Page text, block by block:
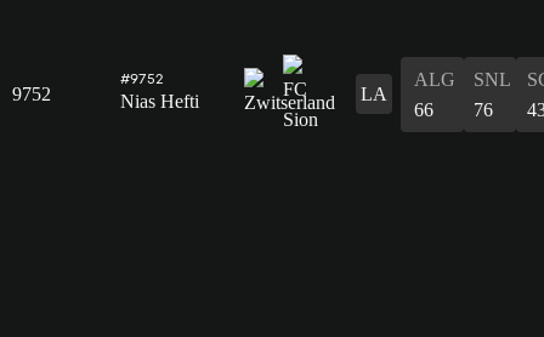
9752
#9752
Nias Hefti LA
ALG
66
SNL
76